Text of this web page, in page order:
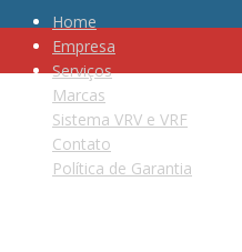
Home
Empresa
Serviços
Marcas
Sistema VRV e VRF
Contato
Política de Garantia